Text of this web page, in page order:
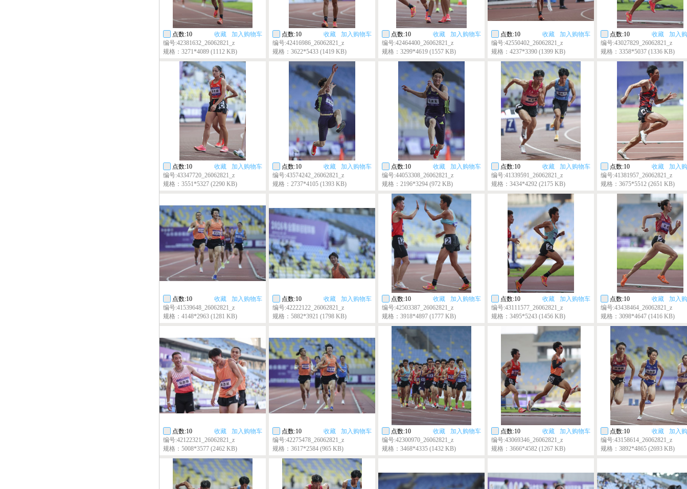
收藏 加入购物车
点数:10
编号:42381632_26062821_z
规格：3271*4089 (1112 KB)
收藏 加入购物车
点数:10
编号:42416986_26062821_z
规格：3622*5433 (1419 KB)
收藏 加入购物车
点数:10
编号:42464400_26062821_z
规格：3299*4619 (1557 KB)
收藏 加入购物车
点数:10
编号:42550402_26062821_z
规格：4237*3390 (1399 KB)
收藏 加入
点数:10
编号:43027829_26062821_z
规格：3358*5037 (1336 KB)
收藏 加入购物车
点数:10
编号:43347720_26062821_z
规格：3551*5327 (2290 KB)
收藏 加入购物车
点数:10
编号:43574242_26062821_z
规格：2737*4105 (1393 KB)
收藏 加入购物车
点数:10
编号:44053308_26062821_z
规格：2196*3294 (972 KB)
收藏 加入购物车
点数:10
编号:41339591_26062821_z
规格：3434*4292 (2175 KB)
收藏 加入
点数:10
编号:41381957_26062821_z
规格：3675*5512 (2651 KB)
收藏 加入购物车
点数:10
编号:41539648_26062821_z
规格：4148*2963 (1281 KB)
收藏 加入购物车
点数:10
编号:42222122_26062821_z
规格：5882*3921 (1798 KB)
收藏 加入购物车
点数:10
编号:42503387_26062821_z
规格：3918*4897 (1777 KB)
收藏 加入购物车
点数:10
编号:43111577_26062821_z
规格：3495*5243 (1456 KB)
收藏 加入
点数:10
编号:43438464_26062821_z
规格：3098*4647 (1416 KB)
收藏 加入购物车
点数:10
编号:42122321_26062821_z
规格：5008*3577 (2462 KB)
收藏 加入购物车
点数:10
编号:42275478_26062821_z
规格：3617*2584 (965 KB)
收藏 加入购物车
点数:10
编号:42300970_26062821_z
规格：3468*4335 (1432 KB)
收藏 加入购物车
点数:10
编号:43069346_26062821_z
规格：3666*4582 (1267 KB)
收藏 加入
点数:10
编号:43158614_26062821_z
规格：3892*4865 (2693 KB)